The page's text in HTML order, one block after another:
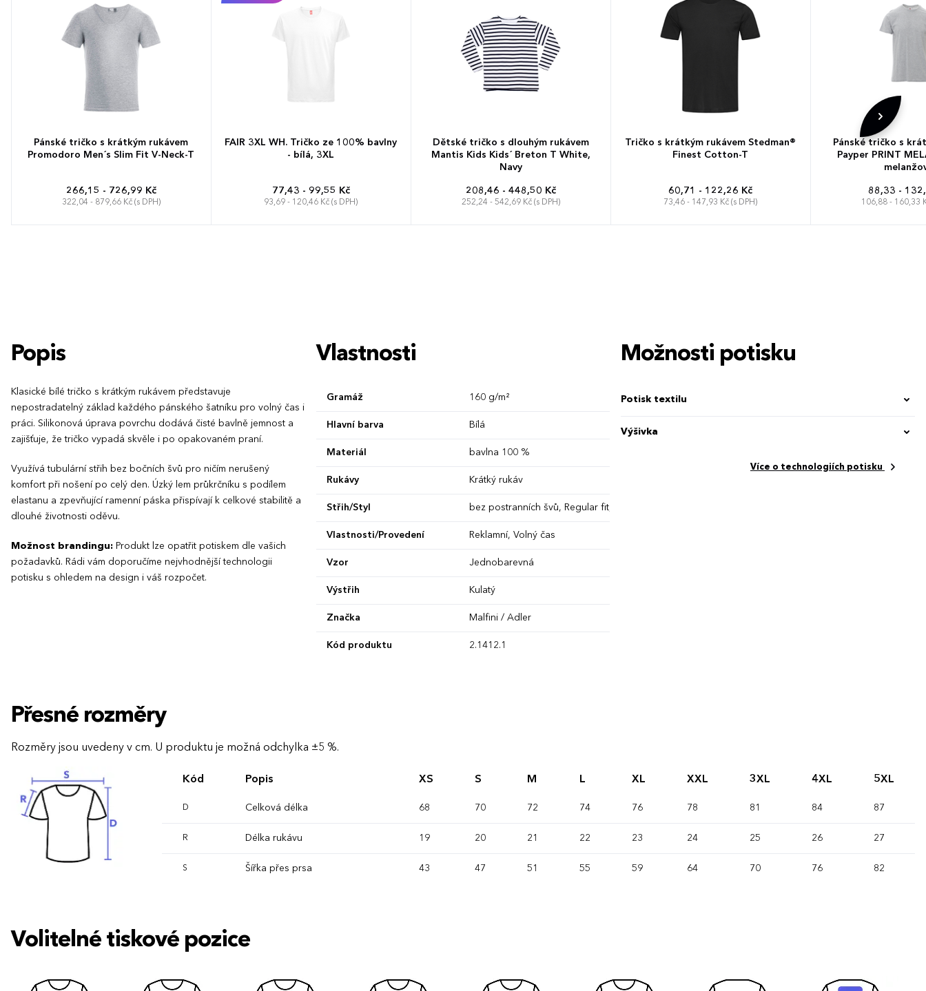
Pánské tričko s krátkým rukávem
Promodoro Men´s Slim Fit V-Neck-T
266,15 - 726,99 Kč
322,04 - 879,66 Kč (s DPH)
FAIR 3XL WH. Tričko ze 100% bavlny
- bílá, 3XL
77,43 - 99,55 Kč
93,69 - 120,46 Kč (s DPH)
Dětské tričko s dlouhým rukávem
Mantis Kids Kids´ Breton T White,
Navy
208,46 - 448,50 Kč
252,24 - 542,69 Kč (s DPH)
Tričko s krátkým rukávem Stedman®
Finest Cotton-T
60,71 - 122,26 Kč
73,46 - 147,93 Kč (s DPH)
Pánské tričko s
Payper PRINT
88,33 -
106,88 - 160,33
Popis
Klasické bílé tričko s krátkým rukávem představuje
nepostradatelný základ každého pánského šatníku pro volný čas i
práci. Silikonová úprava povrchu dodává čisté bavlně jemnost a
zajišťuje, že tričko vypadá skvěle i po opakovaném praní.
Využívá tubulární střih bez bočních švů pro ničím nerušený
komfort při nošení po celý den. Úzký lem průkrčníku s podílem
elastanu a zpevňující ramenní páska přispívají k celkové stabilitě a
dlouhé životnosti oděvu.
Možnost brandingu: Produkt lze opatřit potiskem dle vašich
požadavků. Rádi vám doporučíme nejvhodnější technologii
potisku s ohledem na design i váš rozpočet.
Vlastnosti
Gramáž 160 g/m²
Hlavní barva Bílá
Materiál bavlna 100 %
Rukávy Krátký rukáv
Střih/Styl bez postranních švů, Regular fit, Basic
Vlastnosti/Provedení Reklamní, Volný čas
Vzor Jednobarevná
Výstřih Kulatý
Značka Malfini / Adler
Kód produktu 2.1412.1
Možnosti potisku
Potisk textilu
Výšivka
Více o technologiích potisku
Přesné rozměry
Rozměry jsou uvedeny v cm. U produktu je možná odchylka ±5 %.
Kód Popis XS S M L XL XXL 3XL 4XL 5XL
D Celková délka 68 70 72 74 76 78 81 84 87
R Délka rukávu 19 20 21 22 23 24 25 26 27
S Šířka přes prsa 43 47 51 55 59 64 70 76 82
Volitelné tiskové pozice